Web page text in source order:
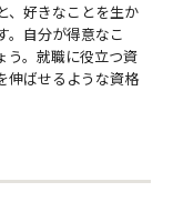
、好きなことを生か
。自分が得意なこ
う。就職に役立つ資
伸ばせるような資格